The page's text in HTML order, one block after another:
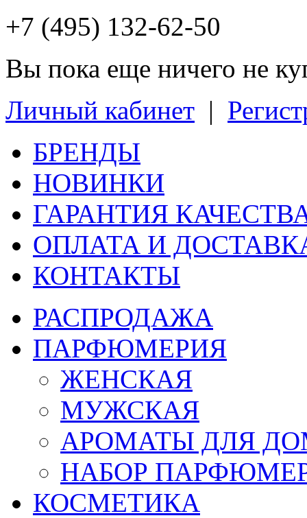
+7 (495) 132-62-50
Вы пока еще ничего не
Личный кабинет |
БРЕНДЫ
НОВИНКИ
ГАРАНТИЯ
ОПЛАТА И
КОНТАКТЫ
РАСПРОДАЖА
ПАРФЮМЕРИЯ
ЖЕНСКАЯ
МУЖСКАЯ
АРОМАТЫ ДЛЯ
НАБОР
КОСМЕТИКА